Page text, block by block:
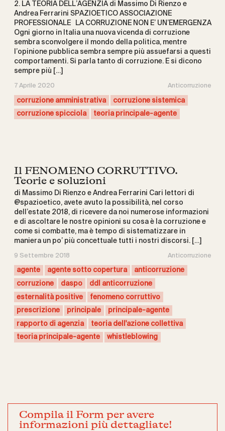
2. LA TEORIA DELL’AGENZIA di Massimo Di Rienzo e
Andrea Ferrarini SPAZIOETICO ASSOCIAZIONE
PROFESSIONALE LA CORRUZIONE NON E’ UN’EMERGENZA
Ogni giorno in Italia una nuova vicenda di corruzione
sembra sconvolgere il mondo della politica, mentre
l’opinione pubblica sembra sempre più assuefarsi a questi
comportamenti. Si parla tanto di corruzione. E si dicono
sempre più […]
7 Aprile 2020 Anticorruzione
corruzione amministrativa
corruzione sistemica
corruzione spicciola
teoria principale-agente
Il FENOMENO CORRUTTIVO.
Teorie e soluzioni
di Massimo Di Rienzo e Andrea Ferrarini Cari lettori di
@spazioetico, avete avuto la possibilità, nel corso
dell’estate 2018, di ricevere da noi numerose informazioni
e di ascoltare le nostre opinioni su cosa è la corruzione e
come si combatte, ma è tempo di sistematizzare in
maniera un po’ più concettuale tutti i nostri discorsi. […]
9 Settembre 2018 Anticorruzione
agente agente sotto copertura
anticorruzione
corruzione
daspo
ddl anticorruzione
esternalità positive
fenomeno corruttivo
prescrizione
principale
principale-agente
rapporto di agenzia
teoria dell'azione collettiva
teoria principale-agente
whistleblowing
Compila il Form per avere
informazioni più dettagliate!